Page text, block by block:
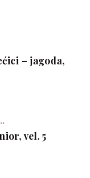
– jagoda,
vel. 5